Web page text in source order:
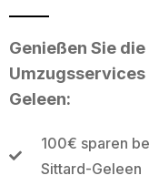
Genießen Sie
Geleen:
100€ sparen
Sittard-Geleen